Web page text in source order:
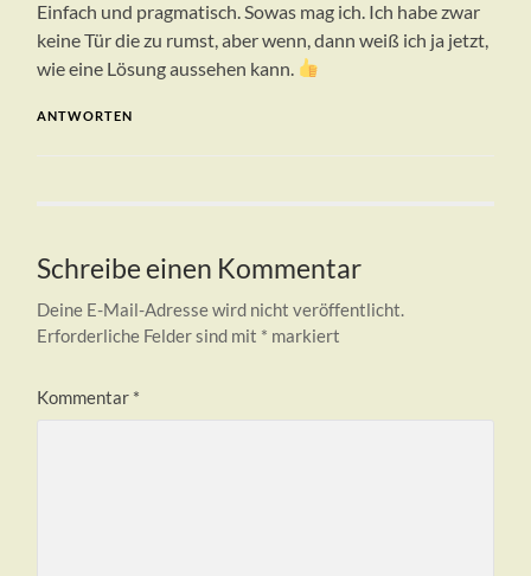
Einfach und pragmatisch. Sowas mag ich. Ich habe zwar
keine Tür die zu rumst, aber wenn, dann weiß ich ja jetzt,
wie eine Lösung aussehen kann.
ANTWORTEN
Schreibe einen Kommentar
Deine E-Mail-Adresse wird nicht veröffentlicht.
Erforderliche Felder sind mit * markiert
Kommentar *